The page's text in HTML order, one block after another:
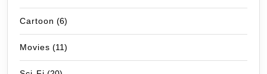
Cartoon (6)
Movies (11)